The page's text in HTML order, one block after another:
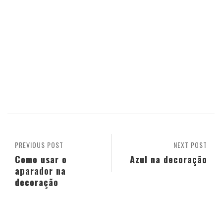
NEXT POST
Azul na decoração
PREVIOUS POST
Como usar o
aparador na
decoração